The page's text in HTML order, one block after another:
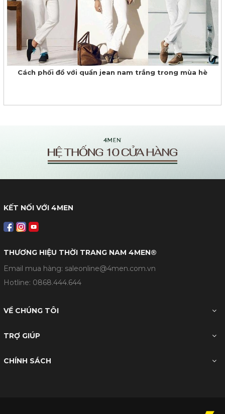
Cách phối đồ với quẩn jean nam trắng trong mùa hè
KẾT NỐI VỚI 4MEN
THƯƠNG HIỆU THỜI TRANG NAM 4MEN®
Email mua hàng: saleonline@4men.com.vn
Hotline: 0868.444.644
VỀ CHÚNG TÔI
TRỢ GIÚP
CHÍNH SÁCH